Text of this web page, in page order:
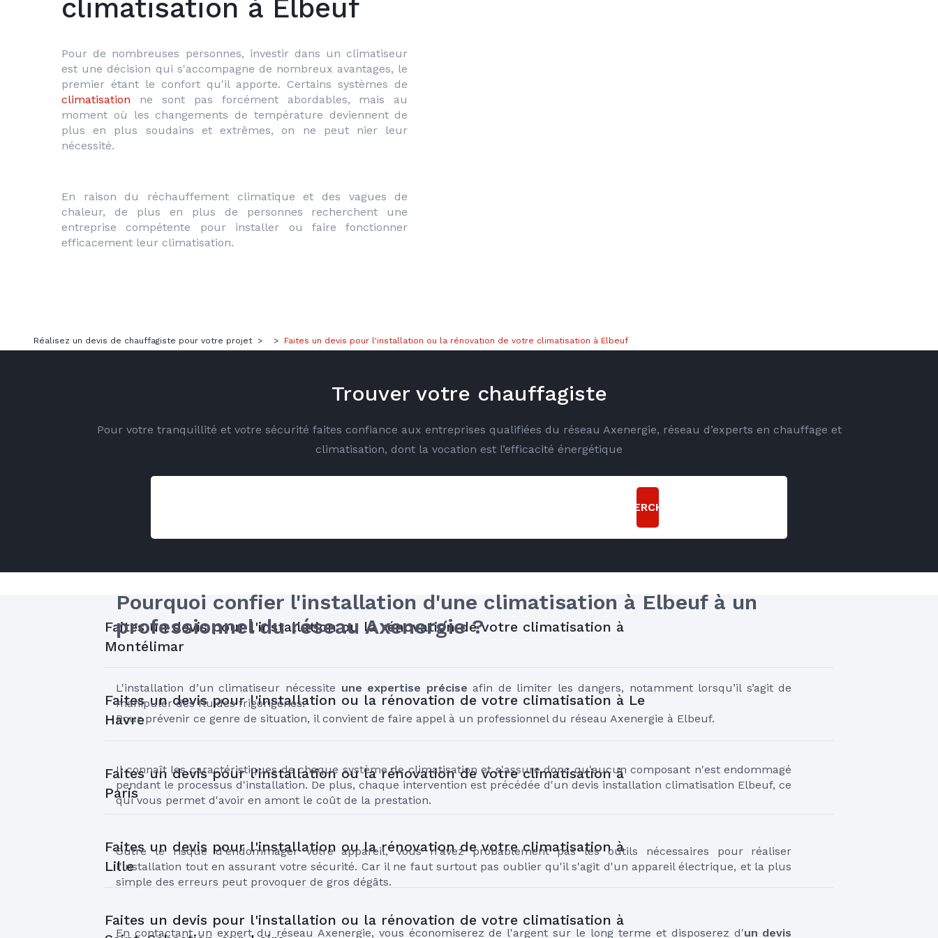
climatisation à Elbeuf
Pour de nombreuses personnes, investir dans un climatiseur
est une décision qui s'accompagne de nombreux avantages, le
climatisation ne sont pas forcément abordables, mais au
moment où les changements de température deviennent de
plus en plus soudains et extrêmes, on ne peut nier leur
nécessité.
En raison du réchauffement climatique et des vagues de
chaleur, de plus en plus de personnes recherchent une
entreprise compétente pour installer ou faire fonctionner
efficacement leur climatisation.
Réalisez un devis de chauffagiste pour votre projet > > Faites un devis pour l'installation ou la rénovation de votre climatisation à Elbeuf
Trouver votre chauffagiste
Pour votre tranquillité et votre sécurité faites confiance aux entreprises qualifiées du réseau Axenergie, réseau d’experts en chauffage et
climatisation, dont la vocation est l’efficacité énergétique
RECHERCHER
Pourquoi confier l'installation d'une climatisation à Elbeuf à un
professionnel du réseau Axenergie ?
L'installation d’un climatiseur nécessite une expertise précise afin de limiter les dangers, notamment lorsqu’il s’agit de
manipuler des fluides frigorigènes.
Pour prévenir ce genre de situation, il convient de faire appel à un professionnel du réseau Axenergie à Elbeuf.
Il connaît les caractéristiques de chaque système de climatisation et s'assure donc qu'aucun composant n'est endommagé
pendant le processus d'installation. De plus, chaque intervention est précédée d'un devis installation climatisation Elbeuf, ce
qui vous permet d'avoir en amont le coût de la prestation.
Outre le risque d'endommager votre appareil, vous n'avez probablement pas les outils nécessaires pour réaliser
l'installation tout en assurant votre sécurité. Car il ne faut surtout pas oublier qu'il s'agit d'un appareil électrique, et la plus
simple des erreurs peut provoquer de gros dégâts.
En contactant un expert du réseau Axenergie, vous économiserez de l'argent sur le long terme et disposerez d'un devis
Faites un devis pour l'installation ou la rénovation de votre climatisation à
Montélimar
Faites un devis pour l'installation ou la rénovation de votre climatisation à Le
Havre
Faites un devis pour l'installation ou la rénovation de votre climatisation à
Paris
Faites un devis pour l'installation ou la rénovation de votre climatisation à
Lille
Faites un devis pour l'installation ou la rénovation de votre climatisation à